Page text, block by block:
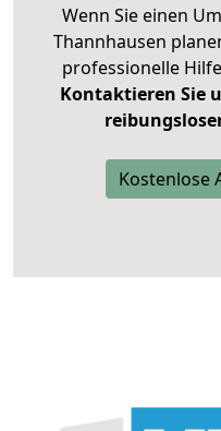
Wenn Sie einen
Thannhausen
professionelle
Kontaktieren Sie
Kostenlose